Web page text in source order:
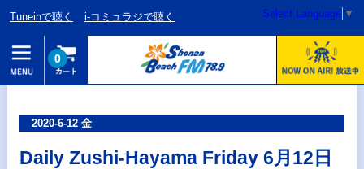
Tuneinで聴く i-コミュラジで聴く Select Language ▼
0
2020-6-12 金
Daily Zushi-Hayama Friday 6月12日